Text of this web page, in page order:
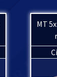
MT